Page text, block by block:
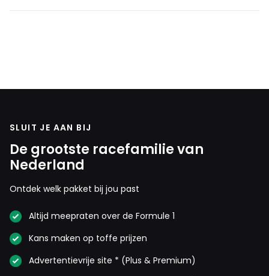
SLUIT JE AAN BIJ
De grootste racefamilie van
Nederland
Ontdek welk pakket bij jou past
Altijd meepraten over de Formule 1
Kans maken op toffe prijzen
Advertentievrije site * (Plus & Premium)